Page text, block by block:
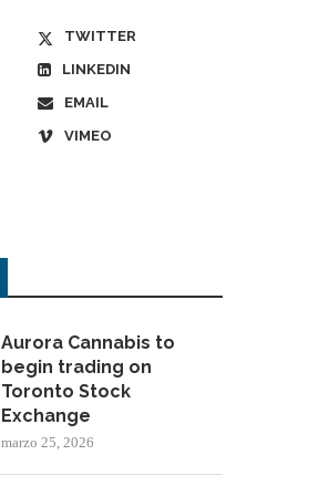
TWITTER
LINKEDIN
EMAIL
VIMEO
Aurora Cannabis to
begin trading on
Toronto Stock
Exchange
marzo 25, 2026